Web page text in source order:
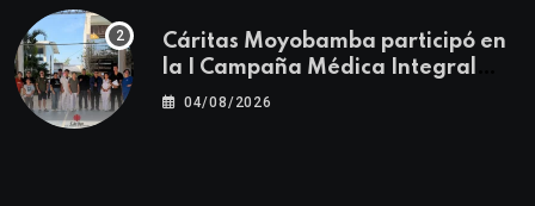
Cáritas Moyobamba participó en
la I Campaña Médica Integral
Gratuita llevando salud y
04/08/2026